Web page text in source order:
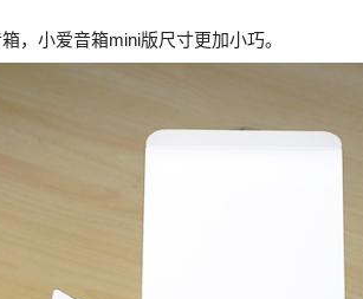
，小爱音箱mini版尺寸更加小巧。